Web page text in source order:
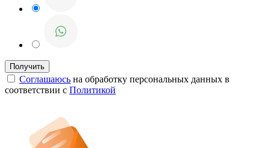
Соглашаюсь на обработку персональных данных в
соответствии с Политикой